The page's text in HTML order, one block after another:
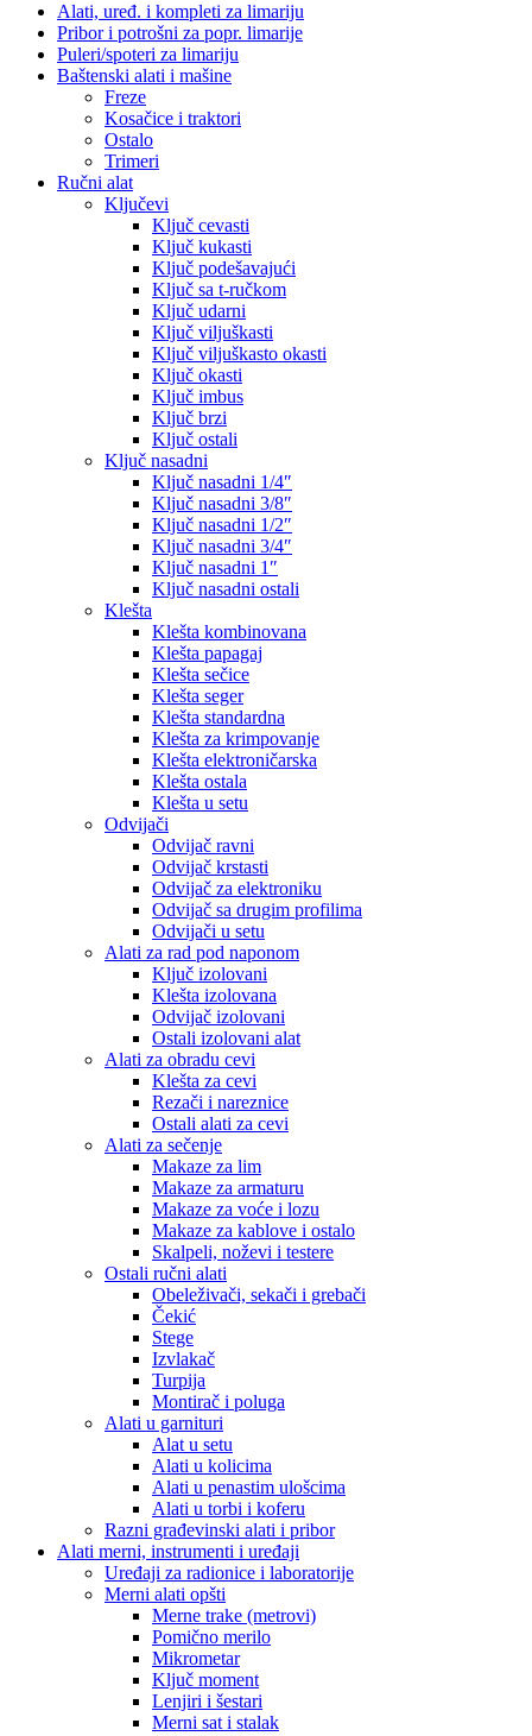
Alati, uređ. i kompleti za limariju
Pribor i potrošni za popr. limarije
Puleri/spoteri za limariju
Baštenski alati i mašine
Freze
Kosačice i traktori
Ostalo
Trimeri
Ručni alat
Ključevi
Ključ cevasti
Ključ kukasti
Ključ podešavajući
Ključ sa t-ručkom
Ključ udarni
Ključ viljuškasti
Ključ viljuškasto okasti
Ključ okasti
Ključ imbus
Ključ brzi
Ključ ostali
Ključ nasadni
Ključ nasadni 1/4″
Ključ nasadni 3/8″
Ključ nasadni 1/2″
Ključ nasadni 3/4″
Ključ nasadni 1″
Ključ nasadni ostali
Klešta
Klešta kombinovana
Klešta papagaj
Klešta sečice
Klešta seger
Klešta standardna
Klešta za krimpovanje
Klešta elektroničarska
Klešta ostala
Klešta u setu
Odvijači
Odvijač ravni
Odvijač krstasti
Odvijač za elektroniku
Odvijač sa drugim profilima
Odvijači u setu
Alati za rad pod naponom
Ključ izolovani
Klešta izolovana
Odvijač izolovani
Ostali izolovani alat
Alati za obradu cevi
Klešta za cevi
Rezači i nareznice
Ostali alati za cevi
Alati za sečenje
Makaze za lim
Makaze za armaturu
Makaze za voće i lozu
Makaze za kablove i ostalo
Skalpeli, noževi i testere
Ostali ručni alati
Obeleživači, sekači i grebači
Čekić
Stege
Izvlakač
Turpija
Montirač i poluga
Alati u garnituri
Alat u setu
Alati u kolicima
Alati u penastim ulošcima
Alati u torbi i koferu
Razni građevinski alati i pribor
Alati merni, instrumenti i uređaji
Uređaji za radionice i laboratorije
Merni alati opšti
Merne trake (metrovi)
Pomično merilo
Mikrometar
Ključ moment
Lenjiri i šestari
Merni sat i stalak